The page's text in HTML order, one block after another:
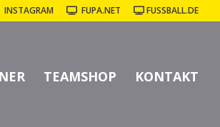
INSTAGRAM FUPA.NET FUSSBALL.DE
TEAMSHOP KONTAKT